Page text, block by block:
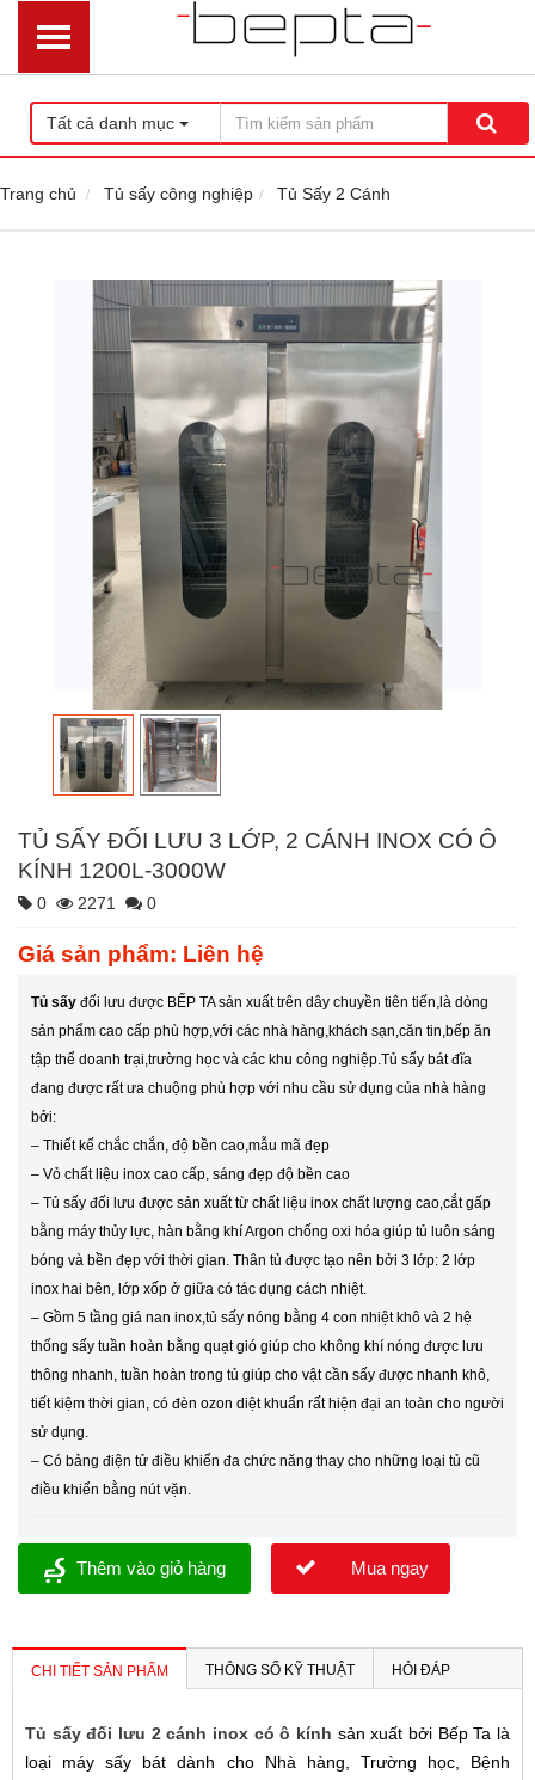
Tất cả danh mục
Trang chủ Tủ sấy công nghiệp Tủ Sấy 2 Cánh
TỦ SẤY ĐỐI LƯU 3 LỚP, 2 CÁNH INOX CÓ Ô
KÍNH 1200L-3000W
0 2271 0
Giá sản phẩm: Liên hệ
Tủ sấy đối lưu được BẾP TA sản xuất trên dây chuyền tiên tiến,là dòng
sản phẩm cao cấp phù hợp,với các nhà hàng,khách sạn,căn tin,bếp ăn
tập thể doanh trại,trường học và các khu công nghiệp.Tủ sấy bát đĩa
đang được rất ưa chuộng phù hợp với nhu cầu sử dụng của nhà hàng
bởi:
– Thiết kế chắc chắn, độ bền cao,mẫu mã đẹp
– Vỏ chất liệu inox cao cấp, sáng đẹp độ bền cao
– Tủ sấy đối lưu được sản xuất từ chất liệu inox chất lượng cao,cắt gấp
bằng máy thủy lực, hàn bằng khí Argon chống oxi hóa giúp tủ luôn sáng
bóng và bền đẹp với thời gian. Thân tủ được tạo nên bởi 3 lớp: 2 lớp
inox hai bên, lớp xốp ở giữa có tác dụng cách nhiệt.
– Gồm 5 tầng giá nan inox,tủ sấy nóng bằng 4 con nhiệt khô và 2 hệ
thống sấy tuần hoàn bằng quạt gió giúp cho không khí nóng được lưu
thông nhanh, tuần hoàn trong tủ giúp cho vật cần sấy được nhanh khô,
tiết kiệm thời gian, có đèn ozon diệt khuẩn rất hiện đại an toàn cho người
sử dụng.
– Có bảng điện tử điều khiển đa chức năng thay cho những loại tủ cũ
điều khiển bằng nút vặn.
Thêm vào giỏ hàng Mua ngay
CHI TIẾT SẢN PHẨM THÔNG SỐ KỸ THUẬT HỎI ĐÁP
Tủ sấy đối lưu 2 cánh inox có ô kính sản xuất bởi Bếp Ta là
loại máy sấy bát dành cho Nhà hàng, Trường học, Bệnh